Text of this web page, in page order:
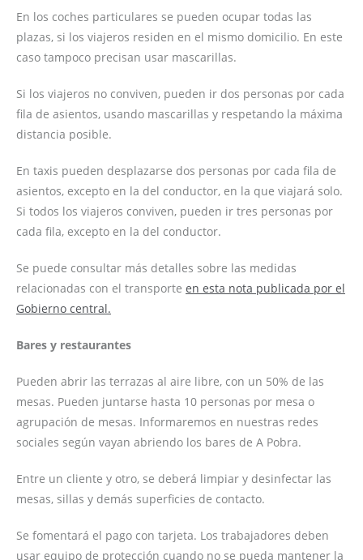
En los coches particulares se pueden ocupar todas las
plazas, si los viajeros residen en el mismo domicilio. En este
caso tampoco precisan usar mascarillas.
Si los viajeros no conviven, pueden ir dos personas por cada
fila de asientos, usando mascarillas y respetando la máxima
distancia posible.
En taxis pueden desplazarse dos personas por cada fila de
asientos, excepto en la del conductor, en la que viajará solo.
Si todos los viajeros conviven, pueden ir tres personas por
cada fila, excepto en la del conductor.
Se puede consultar más detalles sobre las medidas
relacionadas con el transporte en esta nota publicada por el
Gobierno central.
Bares y restaurantes
Pueden abrir las terrazas al aire libre, con un 50% de las
mesas. Pueden juntarse hasta 10 personas por mesa o
agrupación de mesas. Informaremos en nuestras redes
sociales según vayan abriendo los bares de A Pobra.
Entre un cliente y otro, se deberá limpiar y desinfectar las
mesas, sillas y demás superficies de contacto.
Se fomentará el pago con tarjeta. Los trabajadores deben
usar equipo de protección cuando no se pueda mantener la